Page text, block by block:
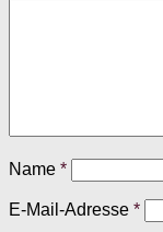
Name *
E-Mail-Adresse *